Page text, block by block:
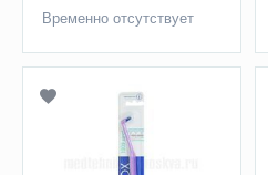
Временно отсутствует